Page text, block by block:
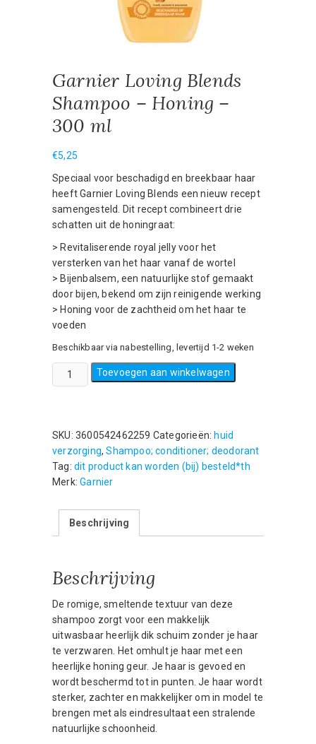
Garnier Loving Blends
Shampoo – Honing –
300 ml
€5,25
Speciaal voor beschadigd en breekbaar haar
heeft Garnier Loving Blends een nieuw recept
samengesteld. Dit recept combineert drie
schatten uit de honingraat:
> Revitaliserende royal jelly voor het
versterken van het haar vanaf de wortel
> Bijenbalsem, een natuurlijke stof gemaakt
door bijen, bekend om zijn reinigende werking
> Honing voor de zachtheid om het haar te
voeden
Beschikbaar via nabestelling, levertijd 1-2 weken
Garnier
Loving
-
Honing
-
300
aantal
Toevoegen aan winkelwagen
SKU: 3600542462259 Categorieën: huid
verzorging,Shampoo; conditioner; deodorant
Tag: dit product kan worden (bij) besteld*th
Merk:Garnier
Beschrijving
Beschrijving
De romige, smeltende textuur van deze
shampoo zorgt voor een makkelijk
uitwasbaar heerlijk dik schuim zonder je haar
te verzwaren. Het omhult je haar met een
heerlijke honing geur. Je haar is gevoed en
wordt beschermd tot in punten. Je haar wordt
sterker, zachter en makkelijker om in model te
brengen met als eindresultaat een stralende
natuurlijke schoonheid.